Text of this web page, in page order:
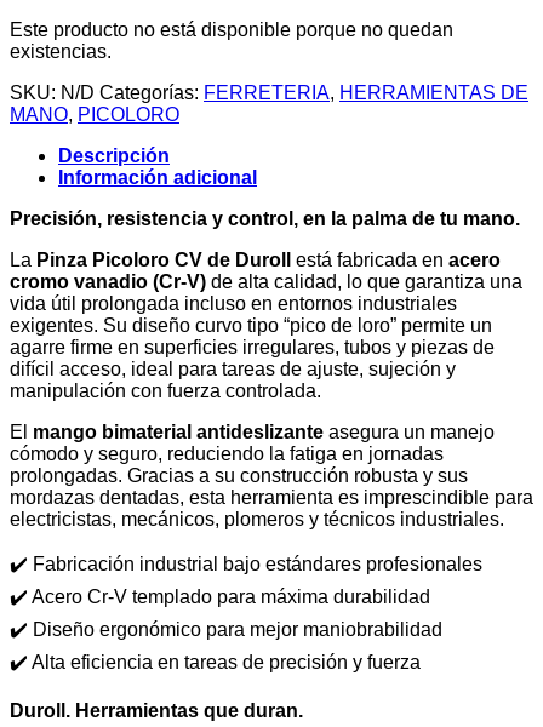
Este producto no está disponible porque no quedan
existencias.
SKU: N/D Categorías: FERRETERIA, HERRAMIENTAS DE
MANO, PICOLORO
Descripción
Información adicional
Precisión, resistencia y control, en la palma de tu mano.
La Pinza Picoloro CV de Duroll está fabricada en acero
cromo vanadio (Cr-V) de alta calidad, lo que garantiza una
vida útil prolongada incluso en entornos industriales
exigentes. Su diseño curvo tipo “pico de loro” permite un
agarre firme en superficies irregulares, tubos y piezas de
difícil acceso, ideal para tareas de ajuste, sujeción y
manipulación con fuerza controlada.
El mango bimaterial antideslizante asegura un manejo
cómodo y seguro, reduciendo la fatiga en jornadas
prolongadas. Gracias a su construcción robusta y sus
mordazas dentadas, esta herramienta es imprescindible para
electricistas, mecánicos, plomeros y técnicos industriales.
✔️ Fabricación industrial bajo estándares profesionales
✔️ Acero Cr-V templado para máxima durabilidad
✔️ Diseño ergonómico para mejor maniobrabilidad
✔️ Alta eficiencia en tareas de precisión y fuerza
Duroll. Herramientas que duran.